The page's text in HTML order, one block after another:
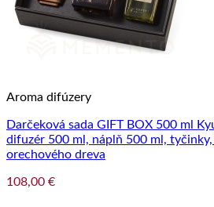
Aroma difúzery
Darčeková sada GIFT BOX 500 ml
difuzér 500 ml, náplň 500 ml,
orechového dreva
108,00 €